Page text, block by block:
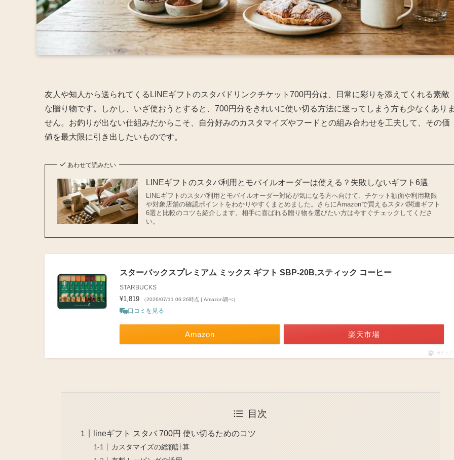
友人や知人から送られてくるLINEギフトのスタバドリンクチケット700円分は、日常に彩りを添えてくれる素敵
な贈り物です。しかし、いざ使おうとすると、700円分をきれいに使い切る方法に迷ってしまう方も少なくあり
せん。お釣りが出ない仕組みだからこそ、自分好みのカスタマイズやフードとの組み合わせを工夫して、その価
値を最大限に引き出したいものです。
あわせて読みたい
LINEギフトのスタバ利用とモバイルオーダーは使える？失敗しないギフト6選
LINEギフトのスタバ利用とモバイルオーダー対応が気になる方へ向けて、チケット額面や利用期限
や対象店舗の確認ポイントをわかりやすくまとめました。さらにAmazonで買えるスタバ関連ギフト
6選と比較のコツも紹介します。相手に喜ばれる贈り物を選びたい方は今すぐチェックしてくださ
い。
スターバックスプレミアム ミックス ギフト SBP-20B,スティック コーヒー
STARBUCKS
¥1,819 （2026/07/11 06:26時点 | Amazon調べ）
口コミを見る
Amazon 楽天市場
ポチップ
目次
lineギフト スタバ 700円 使い切るためのコツ
カスタマイズの総額計算